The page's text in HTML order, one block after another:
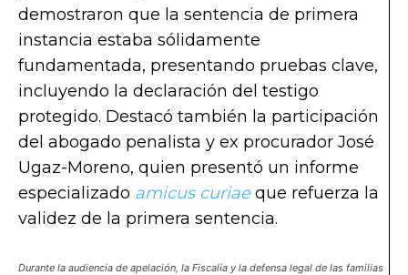
demostraron que la sentencia de primera
instancia estaba sólidamente
fundamentada, presentando pruebas clave,
incluyendo la declaración del testigo
protegido. Destacó también la participación
del abogado penalista y ex procurador José
Ugaz-Moreno, quien presentó un informe
especializado amicus curiaeque refuerza la
validez de la primera sentencia.
Durante la audiencia de apelación, la Fiscalía y la defensa legal de las familias